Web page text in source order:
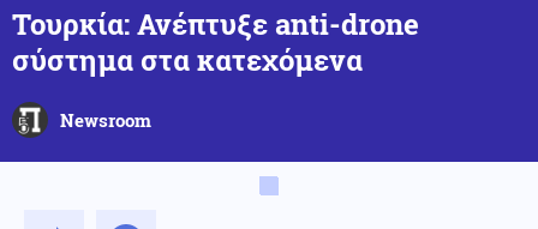
Τουρκία: Ανέπτυξε anti-drone
σύστημα στα κατεχόμενα
Newsroom